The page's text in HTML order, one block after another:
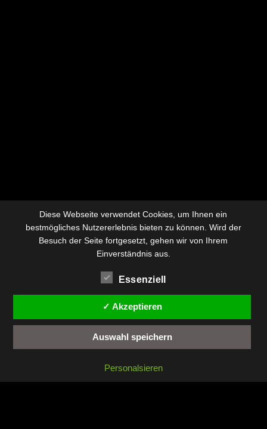
Diese Webseite verwendet Cookies, um Ihnen ein
bestmögliches Nutzererlebnis bieten zu können. Wird der
Besuch der Seite fortgesetzt, gehen wir von Ihrem
Einverständnis aus.
Essenziell
✓ Akzeptieren
Auswahl speichern
Personalsieren